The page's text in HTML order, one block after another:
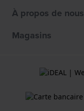
À propos de nous
Magasins